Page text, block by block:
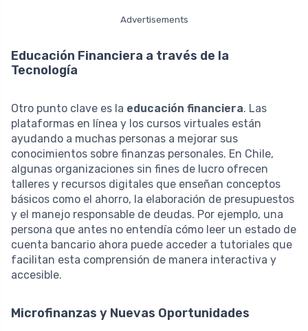
Advertisements
Educación Financiera a través de la
Tecnología
Otro punto clave es la educación financiera. Las
plataformas en línea y los cursos virtuales están
ayudando a muchas personas a mejorar sus
conocimientos sobre finanzas personales. En Chile,
algunas organizaciones sin fines de lucro ofrecen
talleres y recursos digitales que enseñan conceptos
básicos como el ahorro, la elaboración de presupuestos
y el manejo responsable de deudas. Por ejemplo, una
persona que antes no entendía cómo leer un estado de
cuenta bancario ahora puede acceder a tutoriales que
facilitan esta comprensión de manera interactiva y
accesible.
Microfinanzas y Nuevas Oportunidades